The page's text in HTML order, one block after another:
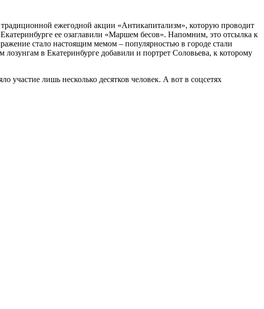
ежегодной акции «Антикапитализм», которую проводит
ее озаглавили «Маршем бесов». Напомним, это отсылка к
стало настоящим мемом – популярностью в городе стали
в Екатеринбурге добавили и портрет Соловьева, к которому
лишь несколько десятков человек. А вот в соцсетях